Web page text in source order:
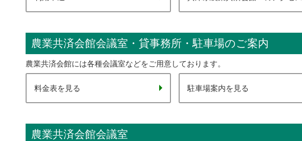
農業共済会館会議室・貸事務所・駐車場のご案内
農業共済会館には各種会議室などをご用意しております。
料金表を見る 駐車場案内を見る
農業共済会館会議室